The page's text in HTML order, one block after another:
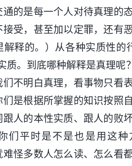
通的是每一个人对待真理的
接受，甚至加以定罪，还有
解释的。）从各种实质性的
质。到底哪种解释是真理
们不明白真理，看事物只看
们是根据所掌握的知识按照
跟人的本性实质、跟人的败
们平时是不是也是用这
难怪多数人怎么读、怎么看